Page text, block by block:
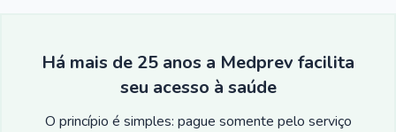
Há mais de 25 anos a Medprev facilita
seu acesso à saúde
O princípio é simples: pague somente pelo serviço